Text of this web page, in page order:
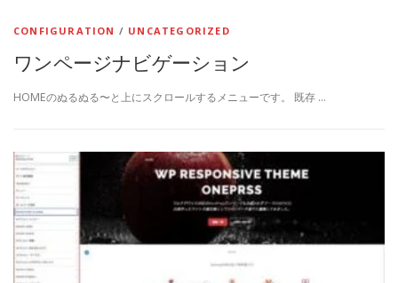
CONFIGURATION / UNCATEGORIZED
ワンページナビゲーション
HOMEのぬるぬる〜と上にスクロールするメニューです。 既存 …